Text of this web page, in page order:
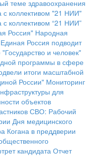
теме здравоохранения
с коллективом "21 НИИ"
с коллективом “21 НИИ”
Россия" Народная
Единая Россия подводит
и человек"
программы в сфере
итоги масштабной
России" Мониторинг
для
объектов
СВО: Рабочий
Дня медицинского
Когана в преддверии
кандидата Отчет